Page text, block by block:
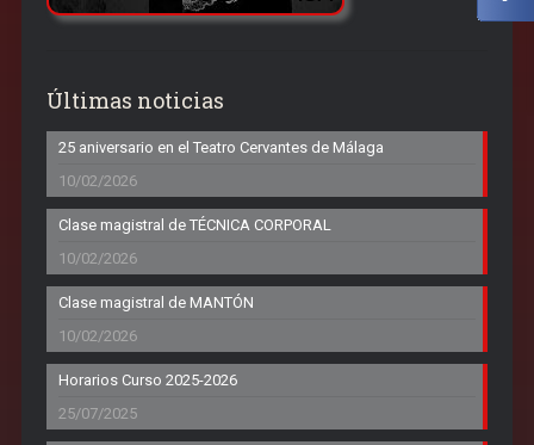
Últimas noticias
25 aniversario en el Teatro Cervantes de Málaga
10/02/2026
Clase magistral de TÉCNICA CORPORAL
10/02/2026
Clase magistral de MANTÓN
10/02/2026
Horarios Curso 2025-2026
25/07/2025